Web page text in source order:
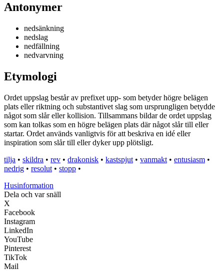
Antonymer
nedsänkning
nedslag
nedfällning
nedvarvning
Etymologi
Ordet uppslag består av prefixet upp- som betyder högre belägen
plats eller riktning och substantivet slag som ursprungligen betydde
något som slår eller kollision. Tillsammans bildar de ordet uppslag
som kan tolkas som en högre belägen plats där något slår till eller
startar. Ordet används vanligtvis för att beskriva en idé eller
inspiration som slår till eller dyker upp plötsligt.
tilja • skildra • rev • drakonisk • kastspjut • vanmakt • entusiasm •
nedrig • resolut • stopp •
Husinformation
Dela och var snäll
X
Facebook
Instagram
LinkedIn
YouTube
Pinterest
TikTok
Mail